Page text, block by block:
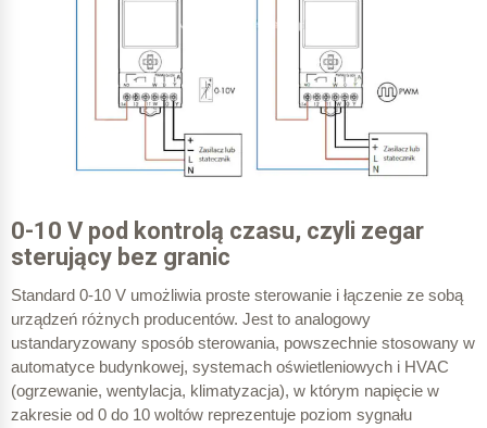
0-10 V pod kontrolą czasu, czyli zegar
sterujący bez granic
Standard 0-10 V umożliwia proste sterowanie i łączenie ze sobą
urządzeń różnych producentów. Jest to analogowy
ustandaryzowany sposób sterowania, powszechnie stosowany w
automatyce budynkowej, systemach oświetleniowych i HVAC
(ogrzewanie, wentylacja, klimatyzacja), w którym napięcie w
zakresie od 0 do 10 woltów reprezentuje poziom sygnału